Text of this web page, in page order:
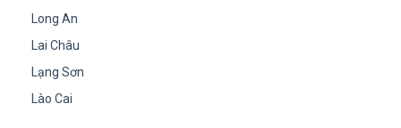
Long An
Lai Châu
Lạng Sơn
Lào Cai